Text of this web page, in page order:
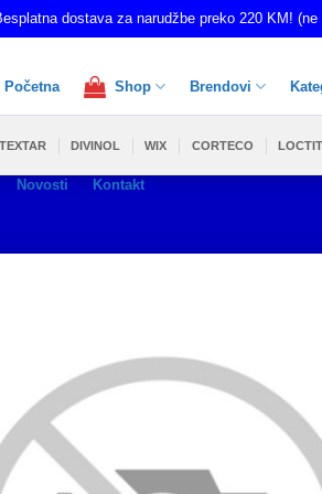
dostava za narudžbe preko 220 KM!
Početna Shop Brendovi
Novosti Kontakt
TEXTAR DIVINOL WIX CORTECO